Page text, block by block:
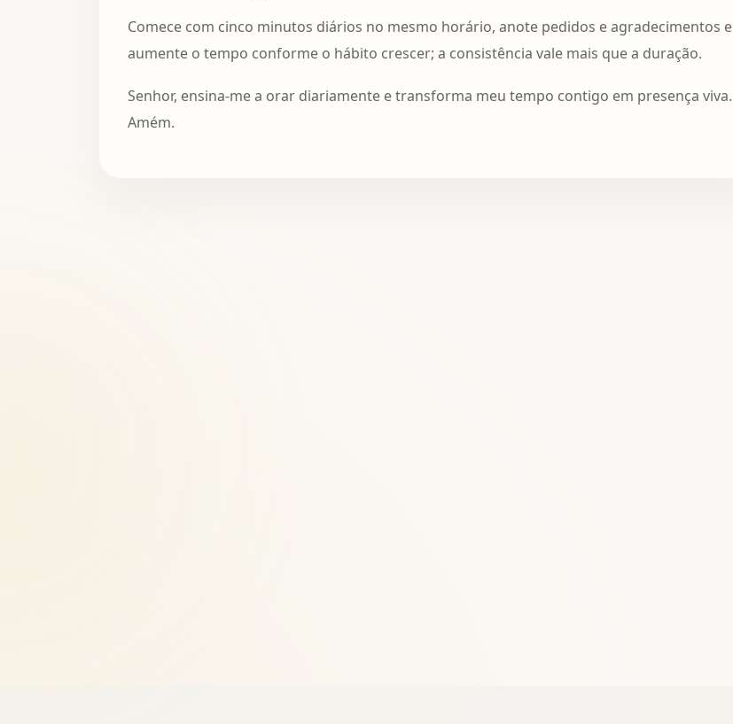
Comece com cinco minutos diários no mesmo horário, anote pedidos e agradecimentos e
aumente o tempo conforme o hábito crescer; a consistência vale mais que a duração.
Senhor, ensina-me a orar diariamente e transforma meu tempo contigo em presença viva.
Amém.